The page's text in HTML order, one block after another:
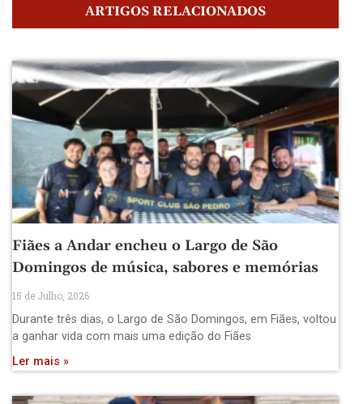
ARTIGOS RELACIONADOS
Fiães a Andar encheu o Largo de São
Domingos de música, sabores e memórias
15 de Julho, 2026
Durante três dias, o Largo de São Domingos, em Fiães, voltou
a ganhar vida com mais uma edição do Fiães
Ler mais »